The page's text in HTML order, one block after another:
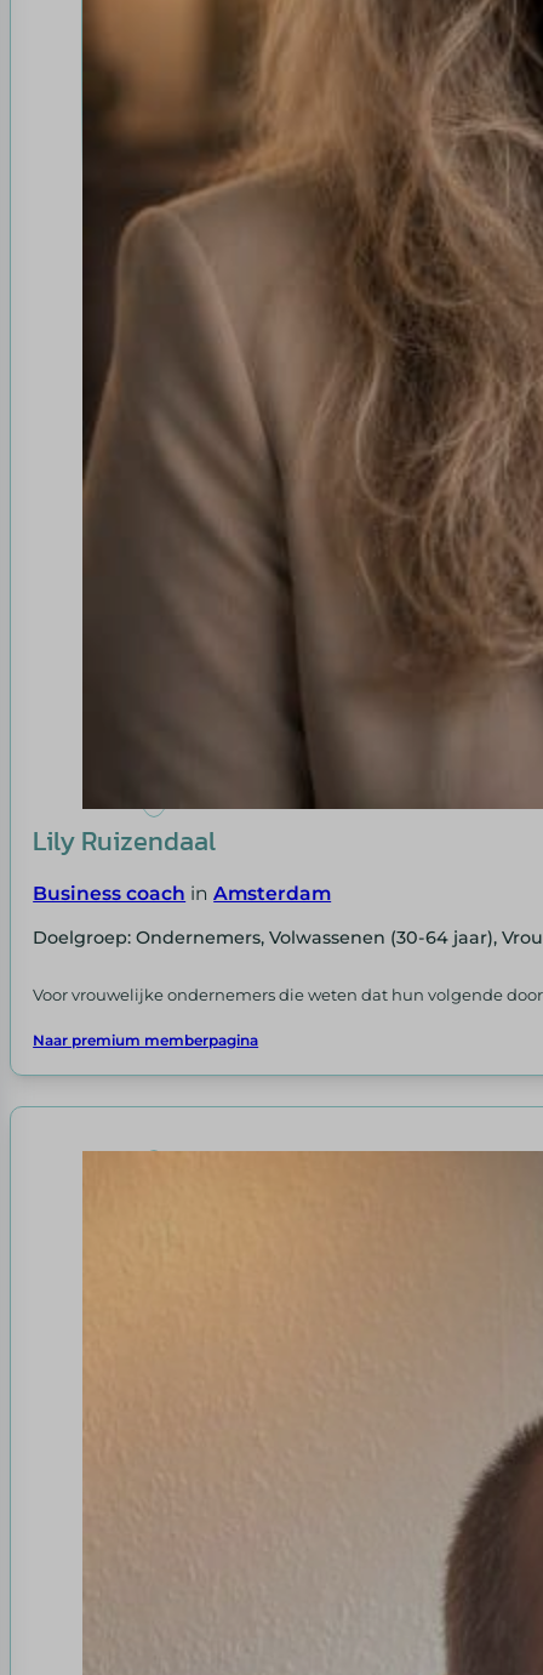
Lily Ruizendaal
Business coach inAmsterdam
Doelgroep: Ondernemers, Volwassenen (30-64 jaar),
Voor vrouwelijke ondernemers die weten dat hun volgende
Naar premium memberpagina